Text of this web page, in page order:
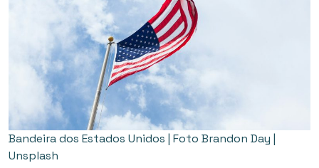
Bandeira dos Estados Unidos | Foto Brandon Day |
Unsplash